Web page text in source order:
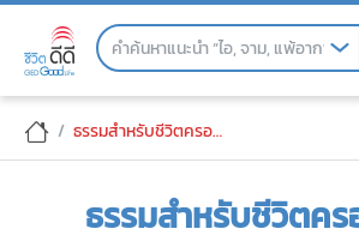
Skip
ธรรมสำหรับชีวิตครองเรือน
ธรรมสำหรับชีวิตคร